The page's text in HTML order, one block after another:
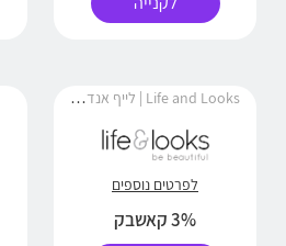
Life and Looks | לייף אנד לוקס
לפרטים נוספים
3% קאשבק